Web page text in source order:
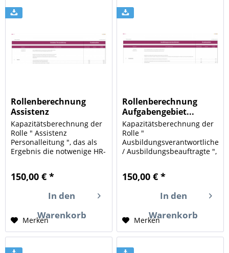
Rollenberechnung
Assistenz
Personalleitung
Kapazitätsberechnung der
Rolle " Assistenz
Personalleitung ", das als
Ergebnis die notwenige HR-
Unternehmen
und Mengengerüste
zur Ermittlung...
150,00 € *
In den
Warenkorb
Merken
Rollenberechnung
Aufgabengebiet...
Kapazitätsberechnung der
Rolle "
Ausbildungsverantwortlicher
/ Ausbildungsbeauftragte ",
(Human Resources) für die
durchgeführten Aufgaben
berechnet. Ein...
150,00 € *
In den
Warenkorb
Merken